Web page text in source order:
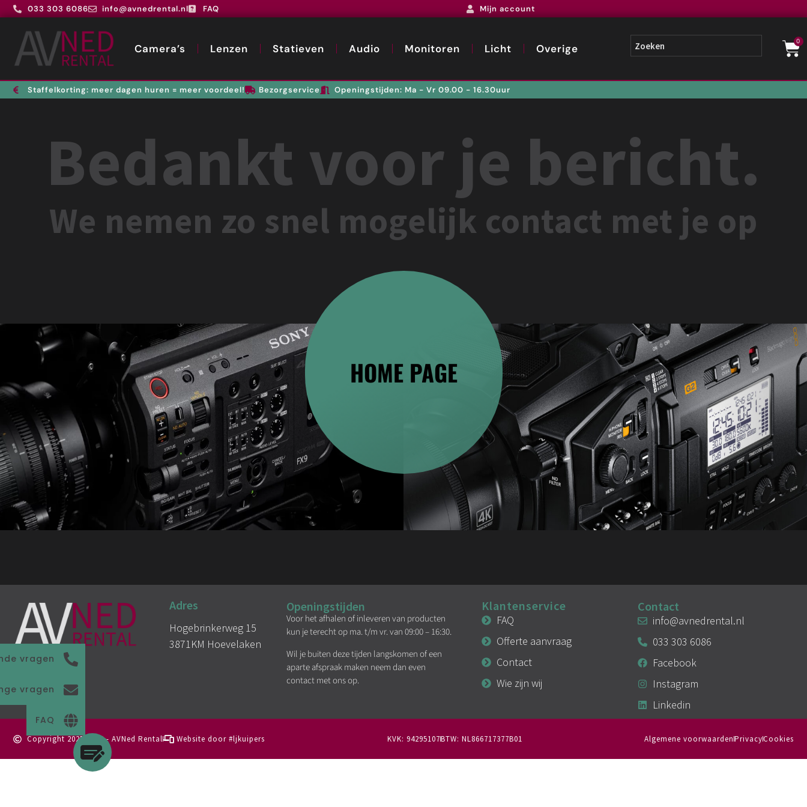
033 303 6086 info@avnedrental.nl FAQ Mijn account
Camera’s Lenzen Statieven Audio Monitoren Licht Overige
0
Staffelkorting: meer dagen huren = meer voordeel! Bezorgservice Openingstijden: Ma - Vr 09.00 - 16.30uur
Bedankt voor je bericht.
We nemen zo snel mogelijk contact met je op
HOME PAGE
Adres
Hogebrinkerweg 15
3871KM Hoevelaken
Openingstijden
Voor het afhalen of inleveren van producten
kun je terecht op ma. t/m vr. van 09:00 – 16:30.
Wil je buiten deze tijden langskomen of een
aparte afspraak maken neem dan even
contact met ons op.
Klantenservice
FAQ
Offerte aanvraag
Contact
Wie zijn wij
Contact
info@avnedrental.nl
033 303 6086
Facebook
Instagram
Linkedin
Copyright 2025-2026 - AVNed Rental Website door #ljkuipers KVK: 94295107BTW: NL866717377B01 Algemene voorwaardenPrivacyCookies
vragen
vragen
FAQ